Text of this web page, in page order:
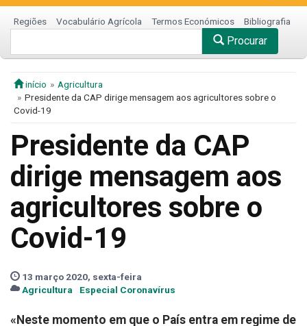
Regiões Vocabulário Agrícola Termos Económicos Bibliografia
Procurar
início
Agricultura
Presidente da CAP dirige mensagem aos agricultores sobre o
Covid-19
Presidente da CAP
dirige mensagem aos
agricultores sobre o
Covid-19
13 março 2020, sexta-feira
Agricultura
Especial Coronavírus
«Neste momento em que o País entra em regime de